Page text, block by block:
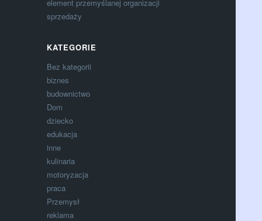
element przemyślanej organizacji
sprzedaży
KATEGORIE
Bez kategorii
biznes
budownictwo
Dom
dziecko
edukacja
inne
kulinaria
motoryzacja
praca
Przemysł
reklama